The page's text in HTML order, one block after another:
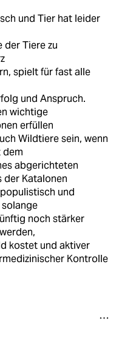
und Tier hat leider
der Tiere zu
spielt für fast alle
und Anspruch.
wichtige
erfüllen
Wildtiere sein, wenn
dem
abgerichteten
der Katalonen
und
noch stärker
kostet und aktiver
Kontrolle